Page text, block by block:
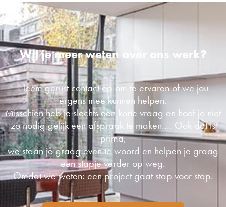
Wil je meer weten over ons werk?
Neem gerust contact op om te ervaren of we jou
ergens mee kunnen helpen.
Misschien heb je slechts een korte vraag en hoef je niet
zo nodig gelijk een afspraak te maken…. Ook dat is
prima,
we staan je graag even te woord en helpen je graag
een stapje verder op weg.
Omdat we weten: een project gaat stap voor stap.